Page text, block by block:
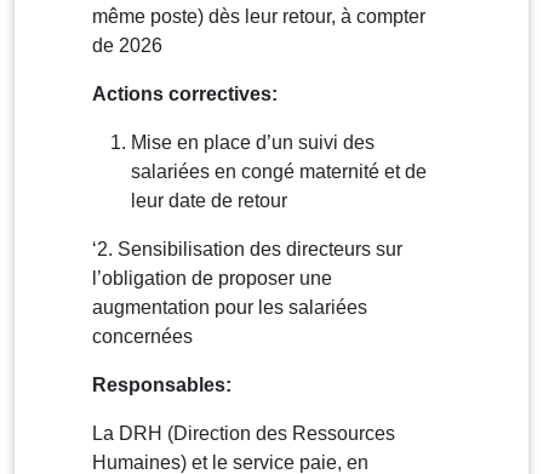
même poste) dès leur retour, à compter
de 2026
Actions correctives:
Mise en place d’un suivi des
salariées en congé maternité et de
leur date de retour
‘2. Sensibilisation des directeurs sur
l’obligation de proposer une
augmentation pour les salariées
concernées
Responsables:
La DRH (Direction des Ressources
Humaines) et le service paie, en